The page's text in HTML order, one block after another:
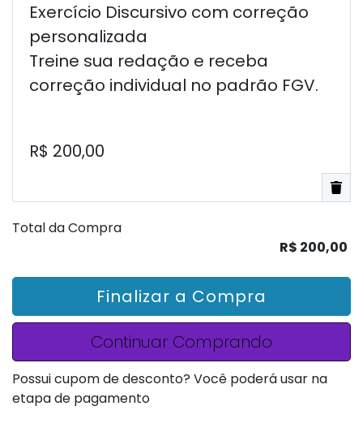
Exercício Discursivo com correção
personalizada
Treine sua redação e receba
correção individual no padrão FGV.
R$ 200,00
Total da Compra
R$ 200,00
Finalizar a Compra
Continuar Comprando
Possui cupom de desconto? Você poderá usar na
etapa de pagamento